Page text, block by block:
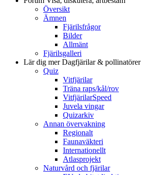
Översikt
Ämnen
Fjärilsfrågor
Bilder
Allmänt
Fjärilsgalleri
Lär dig merDagfjärilar & pollinatörer
Quiz
Vitfjärilar
Träna raps/kål/rov
VitfjärilarSpeed
Juvela vingar
Quizarkiv
Annan övervakning
Regionalt
Faunaväkteri
Internationellt
Atlasprojekt
Naturvård och fjärilar